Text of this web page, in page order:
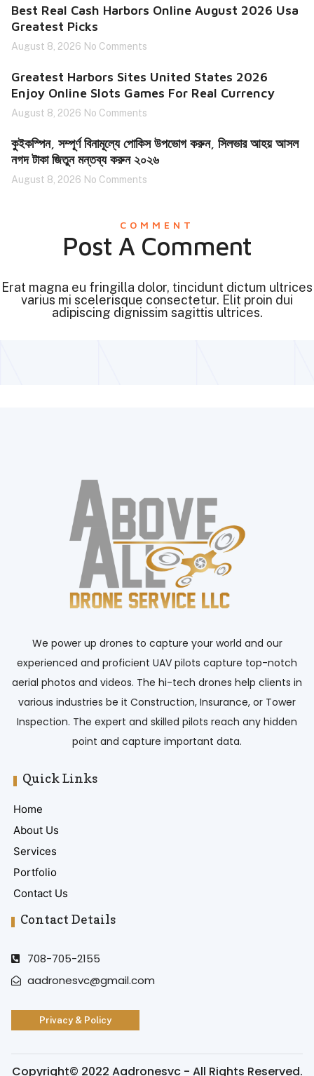
Best Real Cash Harbors Online August 2026 Usa
Greatest Picks
August 8, 2026 No Comments
Greatest Harbors Sites United States 2026
Enjoy Online Slots Games For Real Currency
August 8, 2026 No Comments
কুইকস্পিন, সম্পূর্ণ বিনামূল্যে পোকিস উপভোগ করুন, সিলভার আহয় আসল
নগদ টাকা জিতুন মন্তব্য করুন ২০২৬
August 8, 2026 No Comments
COMMENT
Post A Comment
Erat magna eu fringilla dolor, tincidunt dictum ultrices
varius mi scelerisque consectetur. Elit proin dui
adipiscing dignissim sagittis ultrices.
We power up drones to capture your world and our
experienced and proficient UAV pilots capture top-notch
aerial photos and videos. The hi-tech drones help clients in
various industries be it Construction, Insurance, or Tower
Inspection. The expert and skilled pilots reach any hidden
point and capture important data.
Quick Links
Home
About Us
Services
Portfolio
Contact Us
Contact Details
708-705-2155
aadronesvc@gmail.com
Privacy & Policy
Copyright© 2022 Aadronesvc - All Rights Reserved.